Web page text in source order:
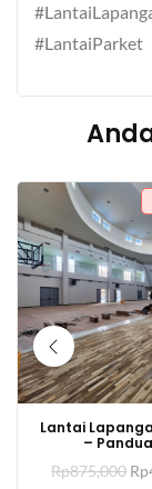
#LantaiParket
Lantai
–
Rp875,000 Rp